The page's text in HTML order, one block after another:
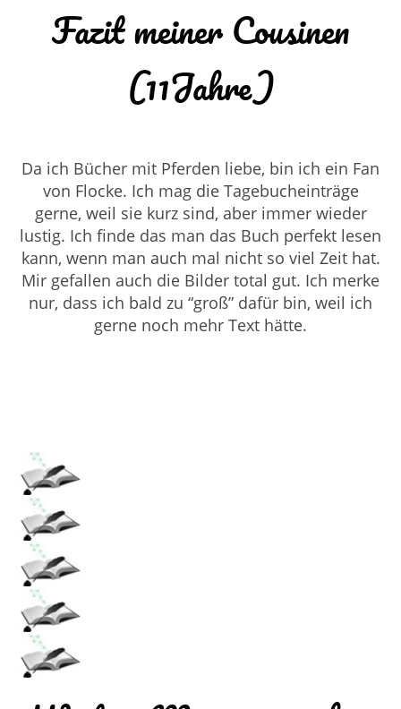
Fazit meiner Cousinen
(11Jahre)
Da ich Bücher mit Pferden liebe, bin ich ein Fan
von Flocke. Ich mag die Tagebucheinträge
gerne, weil sie kurz sind, aber immer wieder
lustig. Ich finde das man das Buch perfekt lesen
kann, wenn man auch mal nicht so viel Zeit hat.
Mir gefallen auch die Bilder total gut. Ich merke
nur, dass ich bald zu “groß” dafür bin, weil ich
gerne noch mehr Text hätte.